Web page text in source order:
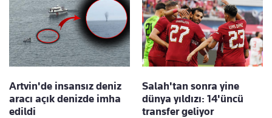
Artvin'de insansız deniz
aracı açık denizde imha
edildi
Salah'tan sonra yine
dünya yıldızı: 14'üncü
transfer geliyor